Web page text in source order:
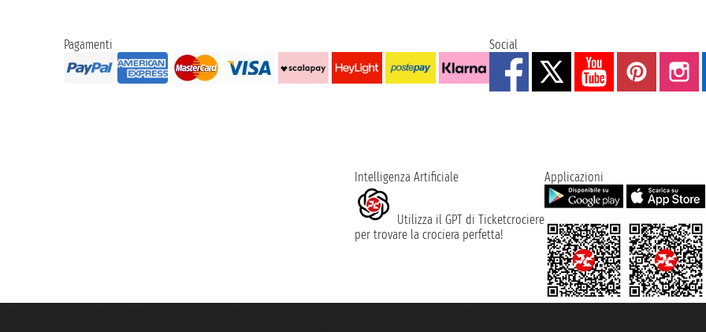
Pagamenti Social
Intelligenza Artificiale
Utilizza il GPT di Ticketcrociere
per trovare la crociera perfetta!
Applicazioni